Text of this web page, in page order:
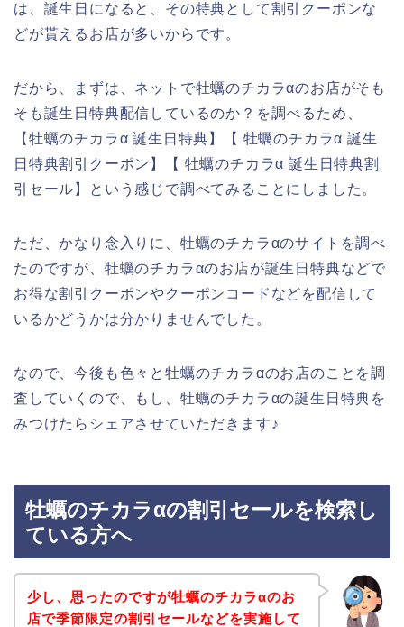
は、誕生日になると、その特典として割引クーポンな
どが貰えるお店が多いからです。
だから、まずは、ネットで牡蠣のチカラαのお店がそも
そも誕生日特典配信しているのか？を調べるため、
【牡蠣のチカラα 誕生日特典】【 牡蠣のチカラα 誕生
日特典割引クーポン】【 牡蠣のチカラα 誕生日特典割
引セール】という感じで調べてみることにしました。
ただ、かなり念入りに、牡蠣のチカラαのサイトを調べ
たのですが、牡蠣のチカラαのお店が誕生日特典などで
お得な割引クーポンやクーポンコードなどを配信して
いるかどうかは分かりませんでした。
なので、今後も色々と牡蠣のチカラαのお店のことを調
査していくので、もし、牡蠣のチカラαの誕生日特典を
みつけたらシェアさせていただきます♪
牡蠣のチカラαの割引セールを検索し
ている方へ
少し、思ったのですが牡蠣のチカラαのお
店で季節限定の割引セールなどを実施して